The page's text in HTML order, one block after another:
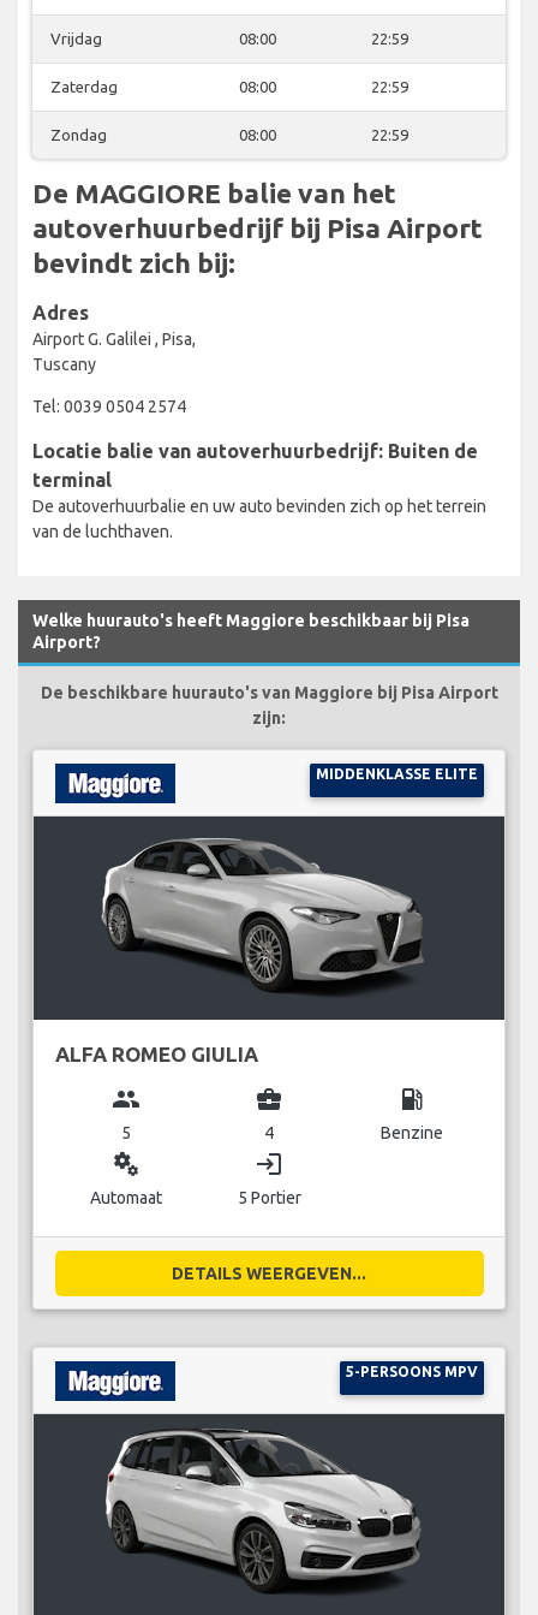
Vrijdag 08:00 22:59
Zaterdag 08:00 22:59
Zondag 08:00 22:59
De MAGGIORE balie van het
autoverhuurbedrijf bij Pisa Airport
bevindt zich bij:
Adres
Airport G. Galilei , Pisa,
Tuscany
Tel: 0039 0504 2574
Locatie balie van autoverhuurbedrijf: Buiten de
terminal
De autoverhuurbalie en uw auto bevinden zich op het terrein
van de luchthaven.
Welke huurauto's heeft Maggiore beschikbaar bij Pisa
Airport?
De beschikbare huurauto's van Maggiore bij Pisa Airport
zijn:
MIDDENKLASSE ELITE
ALFA ROMEO GIULIA
group
5
business_center
4
local_gas_station
Benzine
miscellaneous_services
Automaat
login
5 Portier
DETAILS WEERGEVEN...
5-PERSOONS MPV